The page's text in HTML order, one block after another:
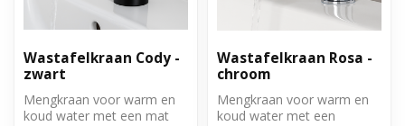
Wastafelkraan Cody -
zwart
Mengkraan voor warm en
koud water met een mat
Wastafelkraan Rosa -
chroom
Mengkraan voor warm en
koud water met een